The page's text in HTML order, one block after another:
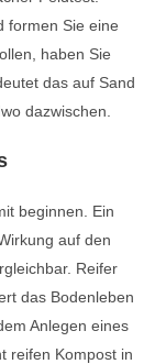
formen Sie eine
haben Sie
das auf Sand
dazwischen.
beginnen. Ein
auf den
Reifer
das Bodenleben
Anlegen eines
reifen Kompost in